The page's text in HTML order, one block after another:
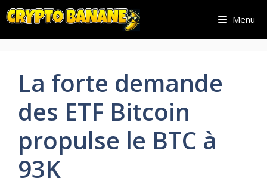
Aller
au
contenu
Menu
La forte demande
des ETF Bitcoin
propulse le BTC à
93K